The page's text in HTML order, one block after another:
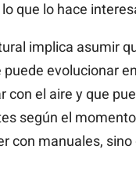
que lo hace
implica asumir
puede evolucionar
con el aire y que
según el
con manuales, sino